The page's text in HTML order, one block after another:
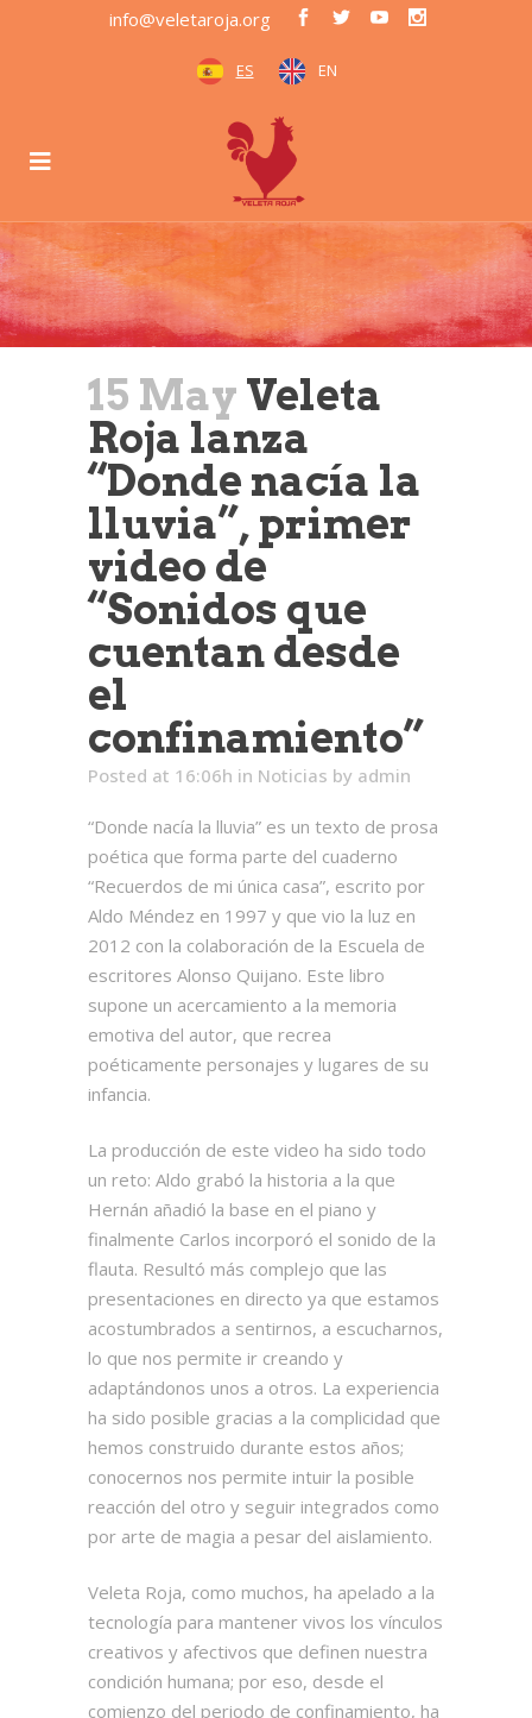
info@veletaroja.org
ES EN
15 May Veleta
Roja lanza
“Donde nacía la
lluvia”, primer
video de
“Sonidos que
cuentan desde
el
confinamiento”
Posted at 16:06h in Noticias by admin
“Donde nacía la lluvia” es un texto de prosa
poética que forma parte del cuaderno
“Recuerdos de mi única casa”, escrito por
Aldo Méndez en 1997 y que vio la luz en
2012 con la colaboración de la Escuela de
escritores Alonso Quijano. Este libro
supone un acercamiento a la memoria
emotiva del autor, que recrea
poéticamente personajes y lugares de su
infancia.
La producción de este video ha sido todo
un reto: Aldo grabó la historia a la que
Hernán añadió la base en el piano y
finalmente Carlos incorporó el sonido de la
flauta. Resultó más complejo que las
presentaciones en directo ya que estamos
acostumbrados a sentirnos, a escucharnos,
lo que nos permite ir creando y
adaptándonos unos a otros. La experiencia
ha sido posible gracias a la complicidad que
hemos construido durante estos años;
conocernos nos permite intuir la posible
reacción del otro y seguir integrados como
por arte de magia a pesar del aislamiento.
Veleta Roja, como muchos, ha apelado a la
tecnología para mantener vivos los vínculos
creativos y afectivos que definen nuestra
condición humana; por eso, desde el
comienzo del periodo de confinamiento, ha